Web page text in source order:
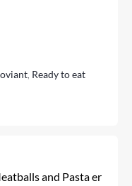
Ready to eat
and Pasta er